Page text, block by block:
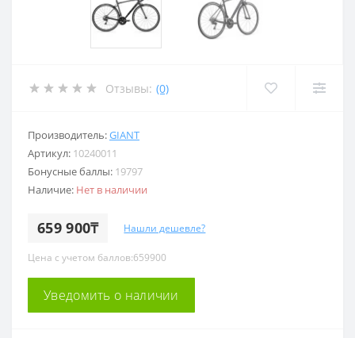
Отзывы: (0)
Производитель:GIANT
Артикул: 10240011
Бонусные баллы: 19797
Наличие: Нет в наличии
659 900₸ Нашли дешевле?
Цена с учетом баллов:659900
Уведомить о наличии